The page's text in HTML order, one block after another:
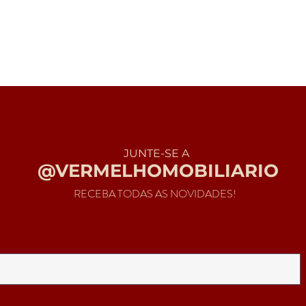
JUNTE-SE A
@VERMELHOMOBILIARIO
RECEBA TODAS AS NOVIDADES!